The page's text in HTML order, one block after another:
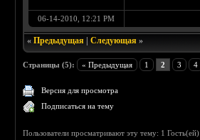
06-14-2010, 12:21 PM
«Предыдущая |Следующая »
Страницы (5): « Предыдущая 1 2 3 4
Версия для просмотра
Подписаться на тему
Пользователи просматривают эту тему: 1 Гость(ей)